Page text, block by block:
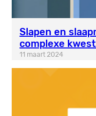
Slapen en
complexe
11 maart 2024